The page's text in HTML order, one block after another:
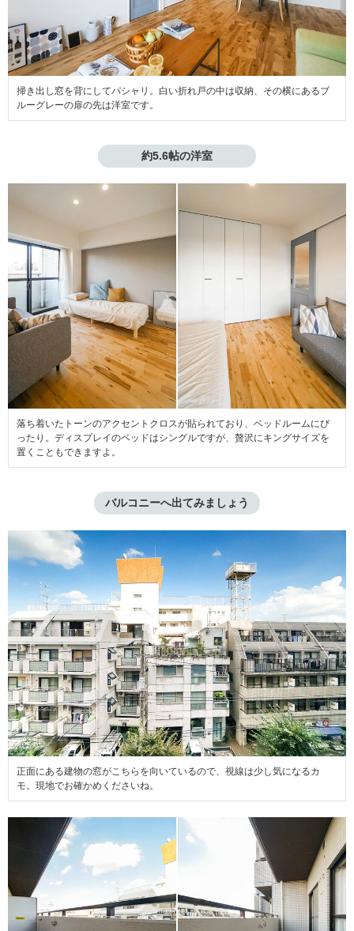
掃き出し窓を背にしてパシャリ。白い折れ戸の中は収納、その横にあるブ
ルーグレーの扉の先は洋室です。
約5.6帖の洋室
落ち着いたトーンのアクセントクロスが貼られており、ベッドルームにぴ
ったり。ディスプレイのベッドはシングルですが、贅沢にキングサイズを
置くこともできますよ。
バルコニーへ出てみましょう
正面にある建物の窓がこちらを向いているので、視線は少し気になるカ
モ。現地でお確かめくださいね。